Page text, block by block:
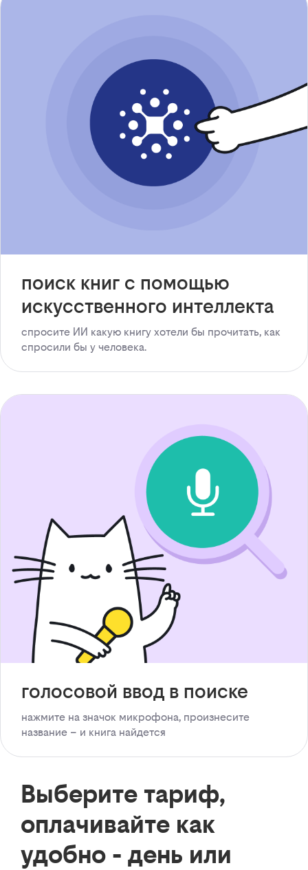
поиск книг с помощью
искусственного интеллекта
спросите ИИ какую книгу хотели бы прочитать, как
спросили бы у человека.
голосовой ввод в поиске
нажмите на значок микрофона, произнесите
название – и книга найдется
Выберите тариф,
оплачивайте как
удобно - день или